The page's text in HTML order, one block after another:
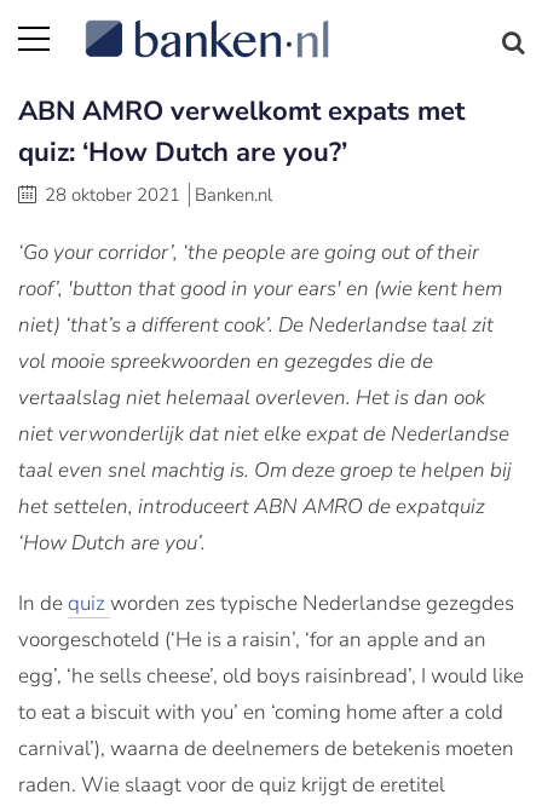
ABN AMRO verwelkomt expats met
quiz: ‘How Dutch are you?’
28 oktober 2021 Banken.nl
‘Go your corridor’, ‘the people are going out of their
roof’, 'button that good in your ears' en (wie kent hem
niet) ‘that’s a different cook’. De Nederlandse taal zit
vol mooie spreekwoorden en gezegdes die de
vertaalslag niet helemaal overleven. Het is dan ook
niet verwonderlijk dat niet elke expat de Nederlandse
taal even snel machtig is. Om deze groep te helpen bij
het settelen, introduceert ABN AMRO de expatquiz
‘How Dutch are you’.
In dequizworden zes typische Nederlandse gezegdes
voorgeschoteld (‘He is a raisin’, ‘for an apple and an
egg’, ‘he sells cheese’, old boys raisinbread’, I would like
to eat a biscuit with you’ en ‘coming home after a cold
carnival’), waarna de deelnemers de betekenis moeten
raden. Wie slaagt voor de quiz krijgt de eretitel